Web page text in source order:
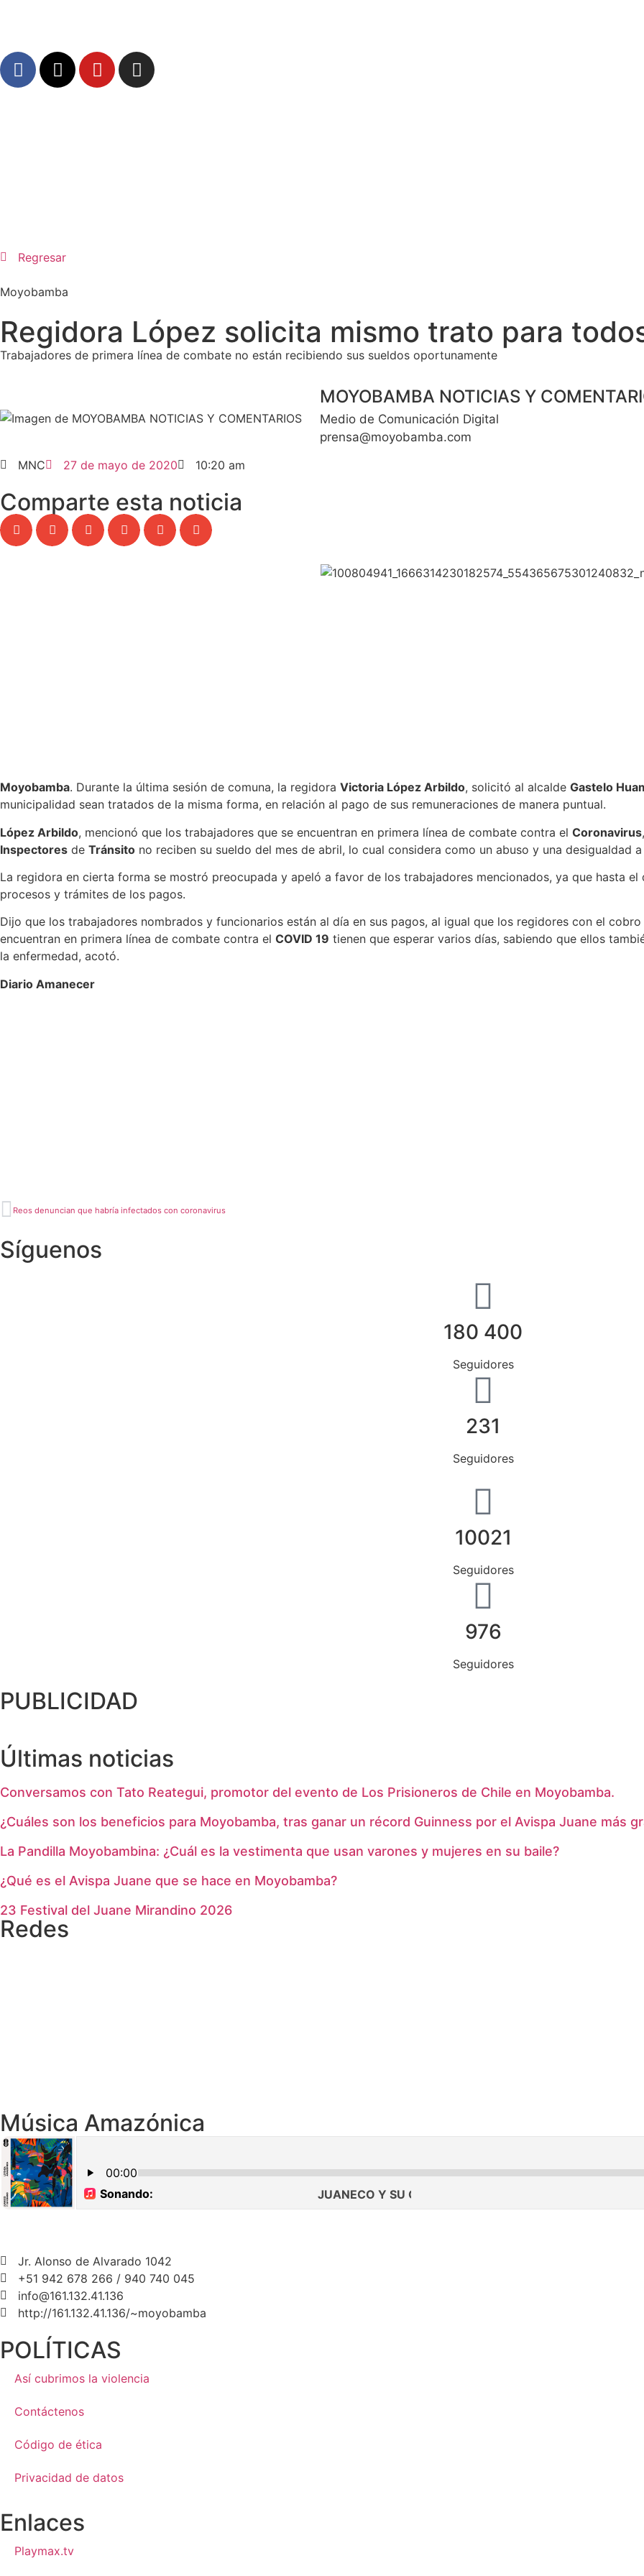
Regresar
Moyobamba
Regidora López solicita mismo trato para
Trabajadores de primera línea de combate no están recibiendo sus sueldos oportunamente
MOYOBAMBA NOTICIAS Y
Medio de Comunicación Digital
prensa@moyobamba.com
MNC
27 de mayo de 2020 10:20 am
Comparte esta noticia
Moyobamba. Durante la última sesión de comuna, la regidora Victoria López Arbildo, solicitó al alcalde Gastelo
municipalidad sean tratados de la misma forma, en relación al pago de sus remuneraciones de manera puntual.
López Arbildo, mencionó que los trabajadores que se encuentran en primera línea de combate contra el Coronavirus
Inspectores de Tránsito no reciben su sueldo del mes de abril, lo cual considera como un abuso y una desigualdad
La regidora en cierta forma se mostró preocupada y apeló a favor de los trabajadores mencionados, ya que hasta
procesos y trámites de los pagos.
Dijo que los trabajadores nombrados y funcionarios están al día en sus pagos, al igual que los regidores con el
encuentran en primera línea de combate contra el COVID 19 tienen que esperar varios días, sabiendo que ellos
la enfermedad, acotó.
Diario Amanecer
Reos denuncian que habría infectados con coronavirus
Síguenos
180 400
Seguidores
231
Seguidores
10021
Seguidores
976
Seguidores
PUBLICIDAD
Últimas noticias
Conversamos con Tato Reategui, promotor del evento de Los Prisioneros de Chile en Moyobamba.
¿Cuáles son los beneficios para Moyobamba, tras ganar un récord Guinness por el Avispa Juane más
La Pandilla Moyobambina: ¿Cuál es la vestimenta que usan varones y mujeres en su baile?
¿Qué es el Avispa Juane que se hace en Moyobamba?
23 Festival del Juane Mirandino 2026
Redes
Música Amazónica
Jr. Alonso de Alvarado 1042
+51 942 678 266 / 940 740 045
info@161.132.41.136
http://161.132.41.136/~moyobamba
POLÍTICAS
Así cubrimos la violencia
Contáctenos
Código de ética
Privacidad de datos
Enlaces
Playmax.tv